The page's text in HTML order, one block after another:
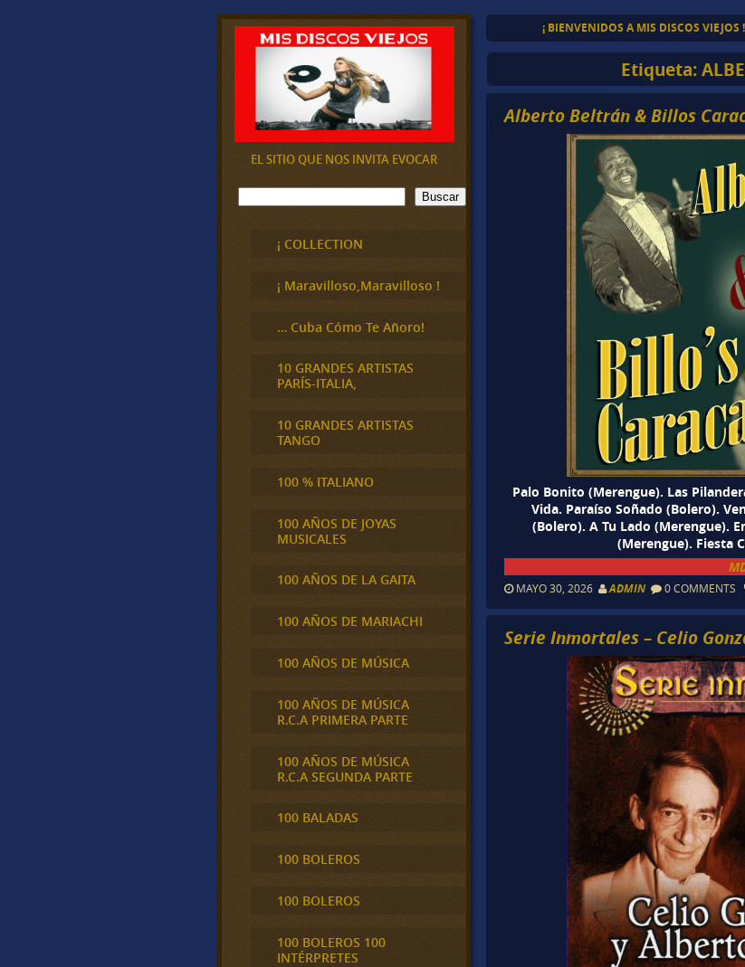
¡ BIENVENIDOS A MIS DISCOS VIEJOS !
Etiqueta:
Alberto Beltrán & Billos
Palo Bonito (Merengue). Las
Vida. Paraíso Soñado (Bolero).
(Bolero). A Tu Lado (Merengue).
(Merengue). Fiesta
MAYO 30, 2026 ADMIN 0 COMMENTS
Serie Inmortales – Celio
EL SITIO QUE NOS INVITA EVOCAR
B
u
Buscar
¡ COLLECTION
¡ Maravilloso,Maravilloso !
… Cuba Cómo Te Añoro!
10 GRANDES ARTISTAS
PARÍS-ITALIA,
10 GRANDES ARTISTAS
TANGO
100 % ITALIANO
100 AÑOS DE JOYAS
MUSICALES
100 AÑOS DE LA GAITA
100 AÑOS DE MARIACHI
100 AÑOS DE MÚSICA
100 AÑOS DE MÚSICA
R.C.A PRIMERA PARTE
100 AÑOS DE MÚSICA
R.C.A SEGUNDA PARTE
100 BALADAS
100 BOLEROS
100 BOLEROS
100 BOLEROS 100
INTÉRPRETES